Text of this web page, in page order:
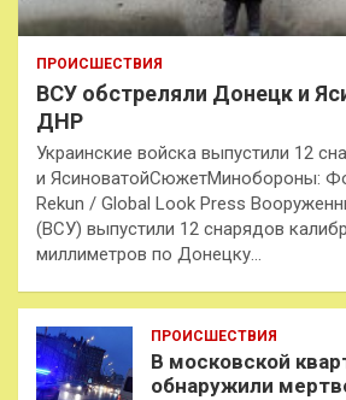
ПРОИСШЕСТВИЯ
ВСУ обстреляли Донецк и
ДНР
Украинские войска выпустили 12
и ЯсиноватойСюжетМинобороны:
Rekun / Global Look Press
(ВСУ) выпустили 12 снарядов
миллиметров по Донецку…
ПРОИСШЕСТВИЯ
В московской
обнаружили